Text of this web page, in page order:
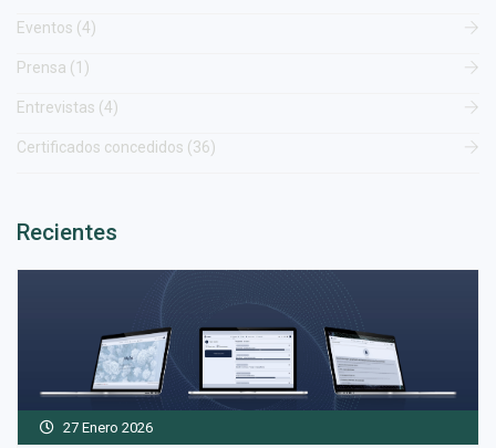
Eventos (4)
Prensa (1)
Entrevistas (4)
Certificados concedidos (36)
Recientes
27 Enero 2026